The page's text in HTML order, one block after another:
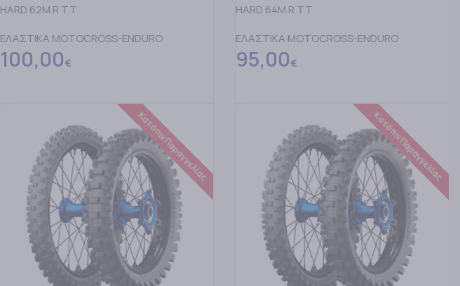
HARD 62M R TT
ΕΛΑΣΤΙΚΑ MOTOCROSS-ENDURO
100,00€
HARD 64M R TT
ΕΛΑΣΤΙΚΑ MOTOCROSS-ENDURO
95,00€
Κατόπιν Παραγγελίας Κατόπιν Παραγγελίας